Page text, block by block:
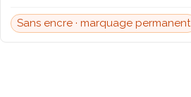
Sans encre · marquage permanent